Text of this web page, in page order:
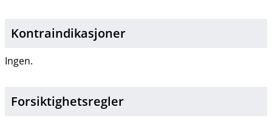
Kontraindikasjoner
Ingen.
Forsiktighetsregler